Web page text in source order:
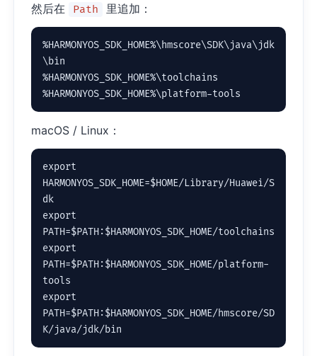
然后在 Path 里追加：
%HARMONYOS_SDK_HOME%\hmscore\SDK\java\jdk
\bin
%HARMONYOS_SDK_HOME%\toolchains
%HARMONYOS_SDK_HOME%\platform-tools
macOS / Linux：
export
HARMONYOS_SDK_HOME=$HOME/Library/Huawei/S
dk
export
PATH=$PATH:$HARMONYOS_SDK_HOME/toolchains
export
PATH=$PATH:$HARMONYOS_SDK_HOME/platform-
tools
export
PATH=$PATH:$HARMONYOS_SDK_HOME/hmscore/SD
K/java/jdk/bin